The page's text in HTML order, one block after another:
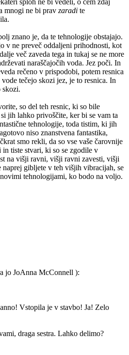
sploh ne bi vedeli, o čem zdaj
mnogi ne bi prav zaradi te
znano je, da te tehnologije obstajajo.
v ne preveč oddaljeni prihodnosti, kot
več zaveda tega in tukaj se ne more
naraščajočih voda. Jez poči. In
rečeno v prispodobi, potem resnica
tečejo skozi jez, je to resnica. In
skozi.
so del teh resnic, ki so bile
jih lahko privoščite, ker bi se vam ta
tehnologije, toda tistim, ki jih
niso znanstvena fantastika,
smo rekli, da so vse vaše čarovnije
in tiste stvari, ki so se zgodile v
na višji ravni, višji ravni zavesti, višji
gibljete v teh višjih vibracijah, se
tehnologijami, ko bodo na voljo.
jo JoAnna McConnell ):
Vstopila je v stavbo! Ja! Zelo
draga sestra. Lahko delimo?